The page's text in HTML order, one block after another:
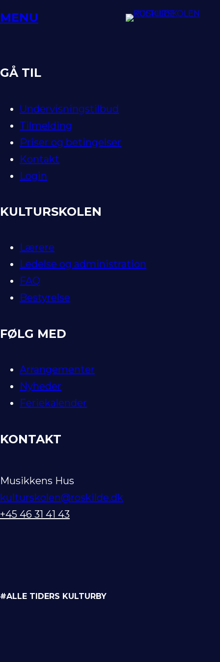
til
MENU
GÅ TIL
Undervisningstilbud
Tilmelding
Priser og betingelser
Kontakt
Login
KULTURSKOLEN
Lærere
Ledelse og administration
FAQ
Bestyrelse
FØLG MED
Arrangementer
Nyheder
Feriekalender
KONTAKT
Musikkens Hus
kulturskolen@roskilde.dk
+45 46 31 41 43
#ALLE TIDERS KULTURBY